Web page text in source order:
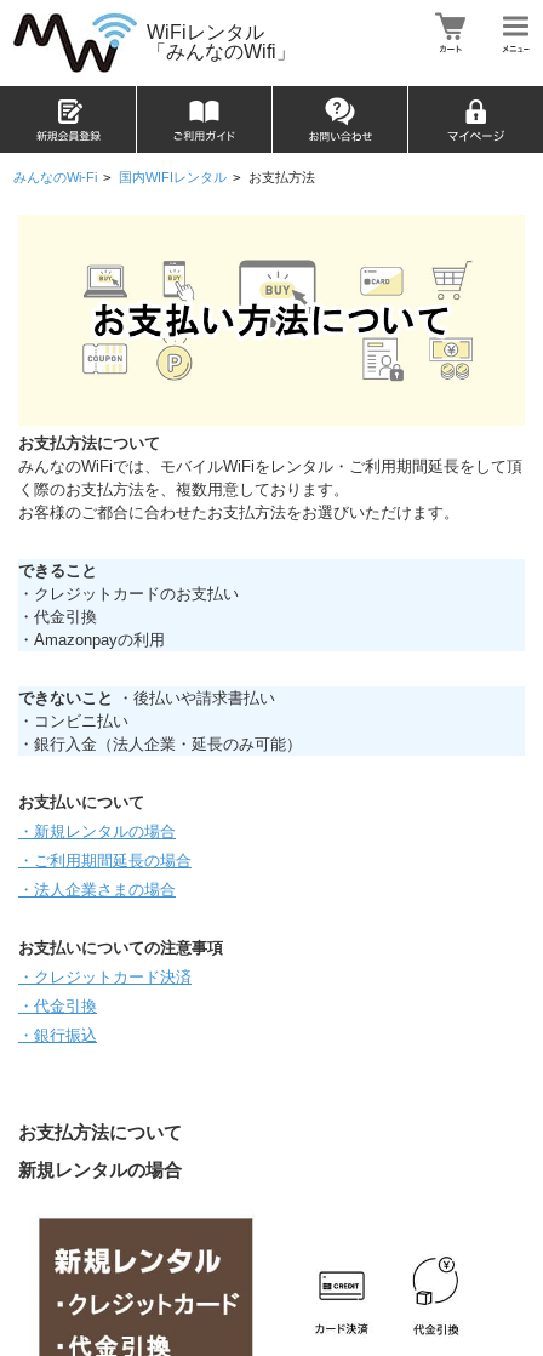
WiFiレンタル
「みんなのWifi」
みんなのWi-Fi > 国内WIFIレンタル > お支払方法
お支払方法について
みんなのWiFiでは、モバイルWiFiをレンタル・ご利用期間延長をして頂
く際のお支払方法を、複数用意しております。
お客様のご都合に合わせたお支払方法をお選びいただけます。
できること
・クレジットカードのお支払い
・代金引換
・Amazonpayの利用
できないこと
・後払いや請求書払い
・コンビニ払い
・銀行入金（法人企業・延長のみ可能）
お支払いについて
・新規レンタルの場合
・ご利用期間延長の場合
・法人企業さまの場合
お支払いについての注意事項
・クレジットカード決済
・代金引換
・銀行振込
お支払方法について
新規レンタルの場合